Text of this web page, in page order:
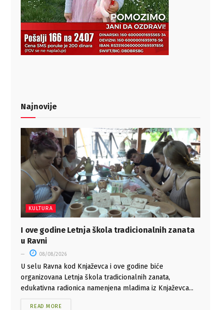
Najnovije
KULTURA
I ove godine Letnja škola tradicionalnih zanata
u Ravni
08/08/2026
U selu Ravna kod Knjaževca i ove godine biće
organizovana Letnja škola tradicionalnih zanata,
edukativna radionica namenjena mladima iz Knjaževca...
READ MORE